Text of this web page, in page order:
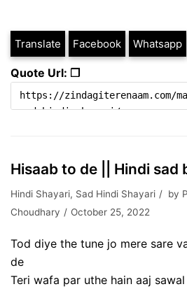
Translate Facebook Whatsapp
Quote Url: ❐
Hisaab to de || Hindi sad
Hindi Shayari, Sad Hindi Shayari by
Choudhary
October 25, 2022
Tod diye the tune jo mere sare
de
Teri wafa par uthe hain aaj